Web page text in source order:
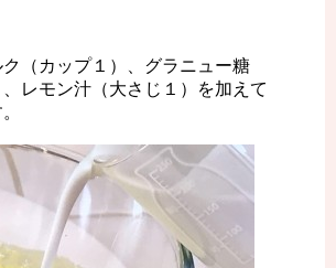
（カップ１）、グラニュー糖
、レモン汁（大さじ１）を加えて